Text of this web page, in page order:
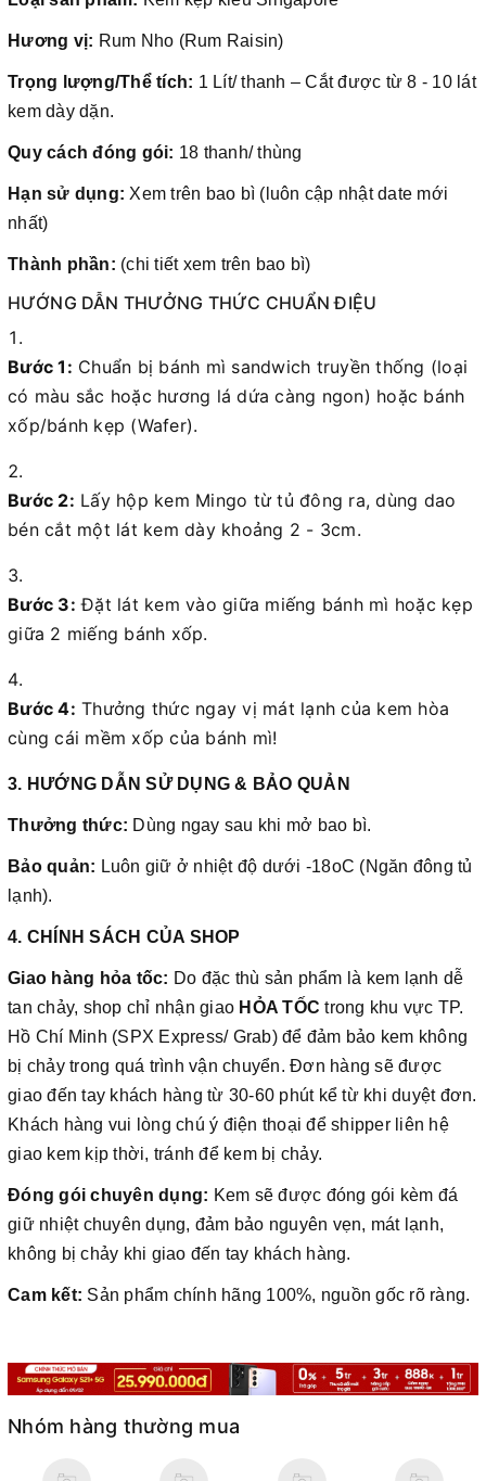
Hương vị: Rum Nho (Rum Raisin)
Trọng lượng/Thể tích: 1 Lít/ thanh – Cắt được từ 8 - 10 lát
kem dày dặn.
Quy cách đóng gói: 18 thanh/ thùng
Hạn sử dụng: Xem trên bao bì (luôn cập nhật date mới
nhất)
Thành phần: (chi tiết xem trên bao bì)
HƯỚNG DẪN THƯỞNG THỨC CHUẨN ĐIỆU
Bước 1: Chuẩn bị bánh mì sandwich truyền thống (loại
có màu sắc hoặc hương lá dứa càng ngon) hoặc bánh
xốp/bánh kẹp (Wafer).
Bước 2: Lấy hộp kem Mingo từ tủ đông ra, dùng dao
bén cắt một lát kem dày khoảng 2 - 3cm.
Bước 3: Đặt lát kem vào giữa miếng bánh mì hoặc kẹp
giữa 2 miếng bánh xốp.
Bước 4: Thưởng thức ngay vị mát lạnh của kem hòa
cùng cái mềm xốp của bánh mì!
3. HƯỚNG DẪN SỬ DỤNG & BẢO QUẢN
Thưởng thức: Dùng ngay sau khi mở bao bì.
Bảo quản: Luôn giữ ở nhiệt độ dưới -18oC (Ngăn đông tủ
lạnh).
4. CHÍNH SÁCH CỦA SHOP
Giao hàng hỏa tốc: Do đặc thù sản phẩm là kem lạnh dễ
tan chảy, shop chỉ nhận giao HỎA TỐCtrong khu vực TP.
Hồ Chí Minh (SPX Express/ Grab) để đảm bảo kem không
bị chảy trong quá trình vận chuyển. Đơn hàng sẽ được
giao đến tay khách hàng từ 30-60 phút kể từ khi duyệt đơn.
Khách hàng vui lòng chú ý điện thoại để shipper liên hệ
giao kem kịp thời, tránh để kem bị chảy.
Đóng gói chuyên dụng: Kem sẽ được đóng gói kèm đá
giữ nhiệt chuyên dụng, đảm bảo nguyên vẹn, mát lạnh,
không bị chảy khi giao đến tay khách hàng.
Cam kết: Sản phẩm chính hãng 100%, nguồn gốc rõ ràng.
Nhóm hàng thường mua